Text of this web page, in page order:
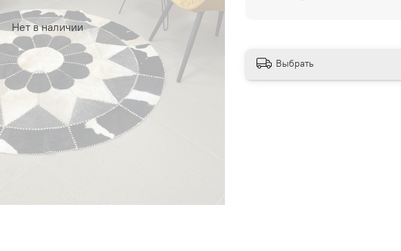
Нет в наличии
Выбрать